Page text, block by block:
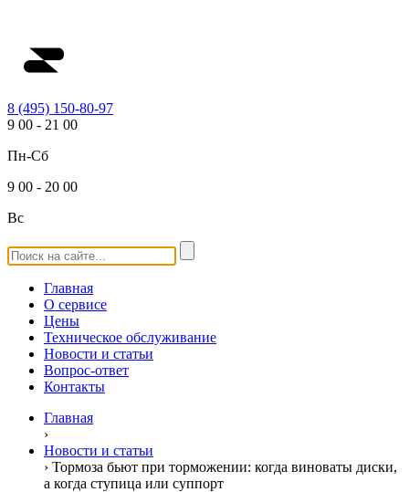
8 (495) 150-80-97
9 00 - 21 00
Пн-Сб
9 00 - 20 00
Вс
Главная
О сервисе
Цены
Техническое обслуживание
Новости и статьи
Вопрос-ответ
Контакты
Главная
›
Новости и статьи
› Тормоза бьют при торможении: когда виноваты диски,
а когда ступица или суппорт